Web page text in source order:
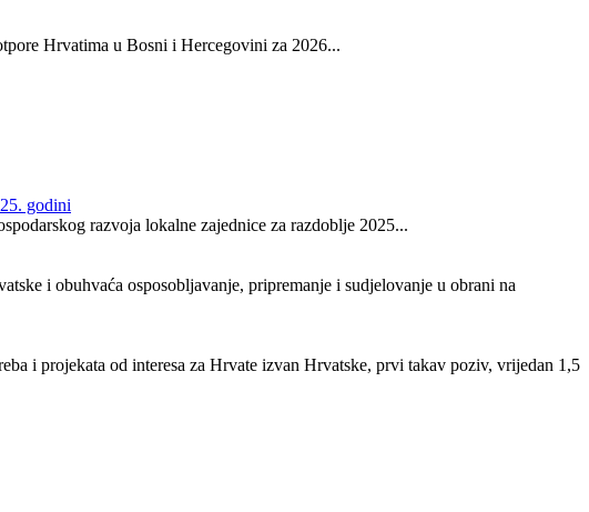
Hrvatima u Bosni i Hercegovini za 2026...
godini
razvoja lokalne zajednice za razdoblje 2025...
i obuhvaća osposobljavanje, pripremanje i sudjelovanje u obrani na
i projekata od interesa za Hrvate izvan Hrvatske, prvi takav poziv, vrijedan 1,5